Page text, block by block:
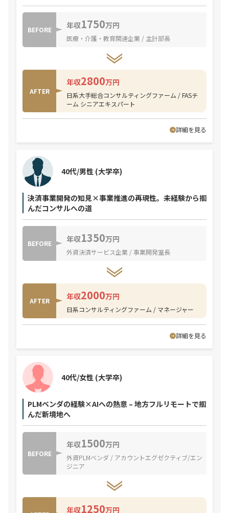
BEFORE 年収1750万円
医療・介護・教育関連企業 / 主計部長
AFTER
年収2800万円
日系大手総合コンサルティングファーム / FASチ
ーム シニアエキスパート
詳細を見る
決済事業開発の知見×事業推進の再現性。未経験から掴
んだコンサルへの道
40代/男性 (大学卒)
BEFORE 年収1350万円
外資決済サービス企業 / 事業開発室長
AFTER 年収2000万円
日系コンサルティングファーム / マネージャー
詳細を見る
PLMベンダの経験×AIへの熱意 – 地方フルリモートで掴
んだ新境地へ
40代/女性 (大学卒)
BEFORE
年収1500万円
外資PLMベンダ / アカウントエグゼクティブ/エン
ジニア
年収1250万円